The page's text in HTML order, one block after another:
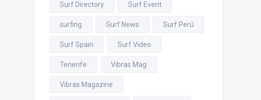
Surf Directory Surf Event
surfing Surf News Surf Perú
Surf Spain Surf Video
Tenerife Vibras Mag
Vibras Magazine